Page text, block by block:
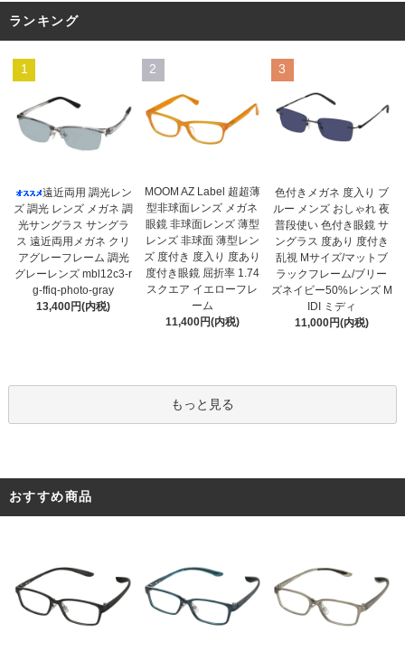
ランキング
1
遠近両用 調光レン
ズ 調光 レンズ メガネ 調
光サングラス サングラ
ス 遠近両用メガネ クリ
アグレーフレーム 調光
グレーレンズ mbl12c3-r
g-ffiq-photo-gray
13,400円(内税)
2
MOOM AZ Label 超超薄
型非球面レンズ メガネ
眼鏡 非球面レンズ 薄型
レンズ 非球面 薄型レン
ズ 度付き 度入り 度あり
度付き眼鏡 屈折率 1.74
スクエア イエローフレ
ーム
11,400円(内税)
3
色付きメガネ 度入り ブ
ルー メンズ おしゃれ 夜
普段使い 色付き眼鏡 サ
ングラス 度あり 度付き
乱視 Mサイズ/マットブ
ラックフレーム/ブリー
ズネイビー50%レンズ M
IDI ミディ
11,000円(内税)
もっと見る
おすすめ商品